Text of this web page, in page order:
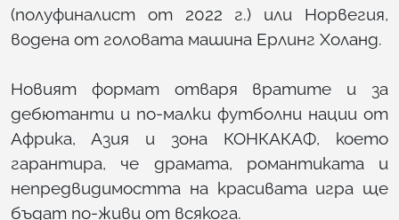
(полуфиналист от 2022 г.) или Норвегия,
водена от головата машина Ерлинг Холанд.
Новият формат отваря вратите и за
дебютанти и по-малки футболни нации от
Африка, Азия и зона КОНКАКАФ, което
гарантира, че драмата, романтиката и
непредвидимостта на красивата игра ще
бъдат по-живи от всякога.